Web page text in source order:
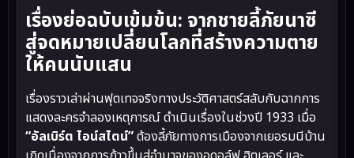
เรื่องย่อฉบับเข้มข้น: จากชายลี้ภัยนาซี
สู่จดหมายเปลี่ยนโลกที่สร้างความตาย
ให้คนนับแสน
เรื่องราวเล่าผ่านฟุตเทจจริงทางประวัติศาสตร์สลับกับฉากการ
แสดงละครจำลองเหตุการณ์ ดำเนินเรื่องในช่วงปี 1933 เมื่อ
“อัลเบิร์ต ไอน์สไตน์”ต้องลี้ภัยทางการเมืองจากเยอรมนีบ้าน